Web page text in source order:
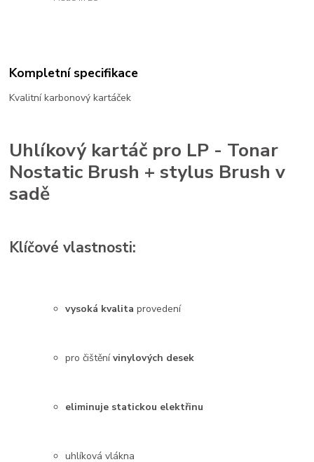
Kompletní specifikace
Kvalitní karbonový kartáček
Uhlíkový kartáč pro LP - Tonar
Nostatic Brush + stylus Brush v
sadě
Klíčové vlastnosti:
vysoká kvalita provedení
pro čištěnívinylových desek
eliminuje statickou elektřinu
uhlíková vlákna